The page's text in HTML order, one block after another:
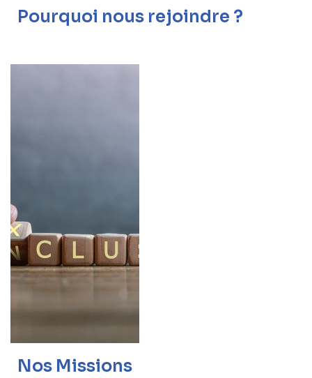
Pourquoi nous rejoindre ?
Nos Missions